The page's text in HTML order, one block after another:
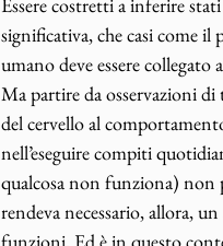
significativa, che casi come
umano deve essere
Ma partire da osservazioni di
del cervello al
nell’eseguire compiti
qualcosa non funziona) non
rendeva necessario, allora,
funzioni. Ed è in questo